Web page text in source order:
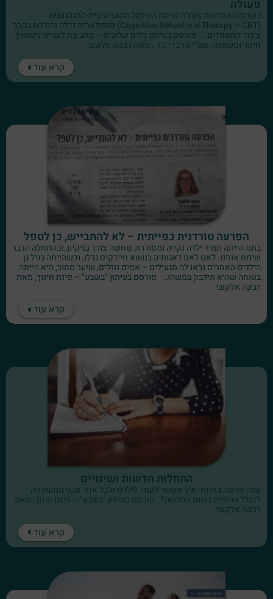
פעולה
בשנים האחרונות צוברת שיטת הטיפול הקוגניטיבית-התנהגותית
(Cognitive-Behavioral Therapy – CBT) פופולארית גדלה והולכת בקרב
ציבור המטפלים… פורסם בעיתון כלים שלובים – כתב עת לענייני נישואין,
חינוך ומשפחה שע"י מרכז י.נ.ר., מאת רבקה אלקובי.
קרא עוד
הפרעה טורדנית כפייתית – לא להתבייש, כן לטפל
בתנו הייתה תמיד ילדה נקייה ומסודרת שחשה צורך בניקיון, ובהתחלה הדבר
שימח אותנו. לאט לאט דאגותיה בנושא חיידקים גדלו, וכשהייתה בגיל גן
הילדים האחרים נראו לה מגעילים – אפים נוזלים, שיער סתור, היא הייתה
בטוחה שהיא תידבק במשהו… פורסם בעיתון "בשבע" – פינת חינוך, מאת
רבקה אלקובי.
קרא עוד
התחלות חדשות ושינויים
שנה חדשה בפתח- איך אפשר לעזור לילדנו ולכל אחד מבני המשפחה
לחולל שינויים בשנה החדשה? פורסם בעיתון "בשבע" – פינת חינוך, מאת
רבקה אלקובי.
קרא עוד